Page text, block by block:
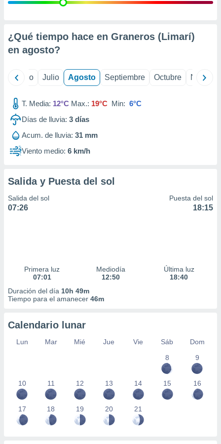
e
mediante
de
1199
¿Qué tiempo hace en Graneros (Limarí)
en agosto?
Junio Julio Agosto Septiembre Octubre
T. Media: 12°C Max.: 19°C Min: 6°C
Días de lluvia: 3 días
Acum. de lluvia: 31 mm
Viento medio: 6 km/h
Salida y Puesta del sol
Salida del sol
07:26
Puesta del sol
18:15
Primera luz
07:01
Mediodía
12:50
Última luz
18:40
Duración del día 10h 49m
Tiempo para el amanecer 46m
Calendario lunar
Lun Mar Mié Jue Vie Sáb
Dom
8
9
10 11 12 13 14 15 16
17 18 19 20 21